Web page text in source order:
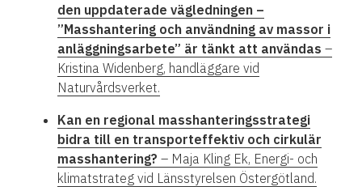
den uppdaterade vägledningen –
”Masshantering och användning av massor i
anläggningsarbete” är tänkt att användas –
Kristina Widenberg, handläggare vid
Naturvårdsverket.
Kan en regional masshanteringsstrategi
bidra till en transporteffektiv och cirkulär
masshantering? – Maja Kling Ek, Energi- och
klimatstrateg vid Länsstyrelsen Östergötland.